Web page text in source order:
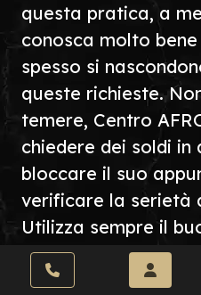
questa pratica, a
conosca molto
spesso si
queste richieste.
temere, Centro
chiedere dei soldi in
bloccare il suo
verificare la serietà
Utilizza sempre il
comprendere
Per quanto riguarda